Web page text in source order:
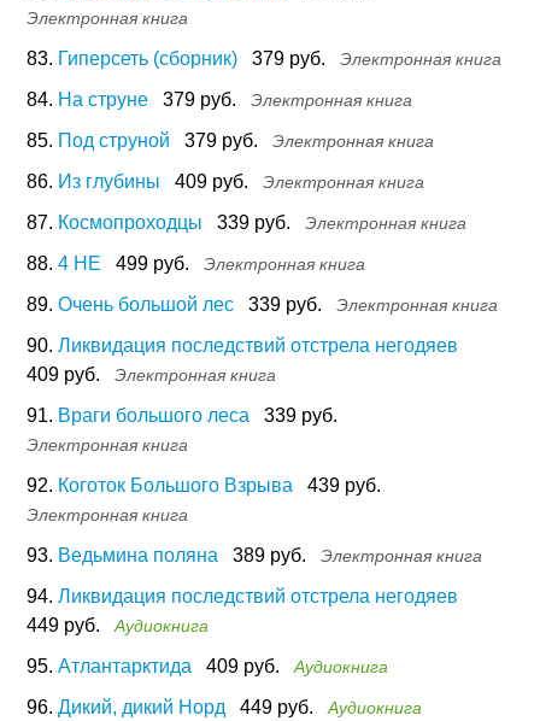
Электронная книга
83. Гиперсеть (сборник) 379 руб. Электронная книга
84. На струне 379 руб. Электронная книга
85. Под струной 379 руб. Электронная книга
86. Из глубины 409 руб. Электронная книга
87. Космопроходцы 339 руб. Электронная книга
88. 4 НЕ 499 руб. Электронная книга
89. Очень большой лес 339 руб. Электронная книга
90. Ликвидация последствий отстрела негодяев
409 руб.
Электронная книга
91. Враги большого леса 339 руб.
Электронная книга
92. Коготок Большого Взрыва 439 руб.
Электронная книга
93. Ведьмина поляна 389 руб. Электронная книга
94. Ликвидация последствий отстрела негодяев
449 руб.
Аудиокнига
95. Атлантарктида 409 руб. Аудиокнига
96. Дикий, дикий Норд 449 руб. Аудиокнига